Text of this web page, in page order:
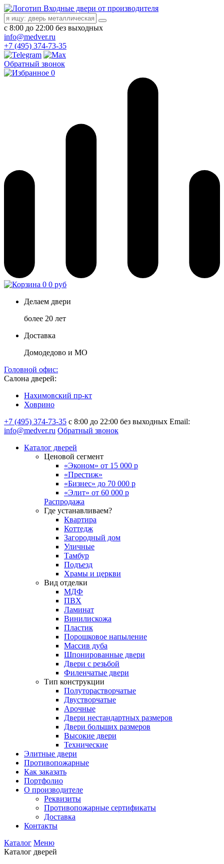
Входные двери от производителя
с 8:00 до 22:00 без выходных
info@medver.ru
+7 (495) 374-73-35
Обратный звонок
0
0 0 руб
Делаем двери
более 20 лет
Доставка
Домодедово и МО
Головной офис:
Салона дверей:
Нахимовский пр-кт
Ховрино
+7 (495) 374-73-35 с 8:00 до 22:00 без выходных Email:
info@medver.ru Обратный звонок
Каталог дверей
Ценовой сегмент
«Эконом» от 15 000 р
«Престиж»
«Бизнес» до 70 000 р
«Элит» от 60 000 р
Распродажа
Где устанавливаем?
Квартира
Коттедж
Загородный дом
Уличные
Тамбур
Подъезд
Храмы и церкви
Вид отделки
МДФ
ПВХ
Ламинат
Винилискожа
Пластик
Порошковое напыление
Массив дуба
Шпонированные двери
Двери с резьбой
Филенчатые двери
Тип конструкции
Полуторастворчатые
Двустворчатые
Арочные
Двери нестандартных размеров
Двери больших размеров
Высокие двери
Технические
Элитные двери
Противопожарные
Как заказать
Портфолио
О производителе
Реквизиты
Противопожарные сертификаты
Доставка
Контакты
Каталог Меню
Каталог дверей